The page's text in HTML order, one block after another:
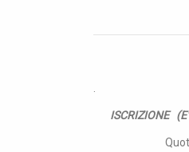
ISCRIZIONE